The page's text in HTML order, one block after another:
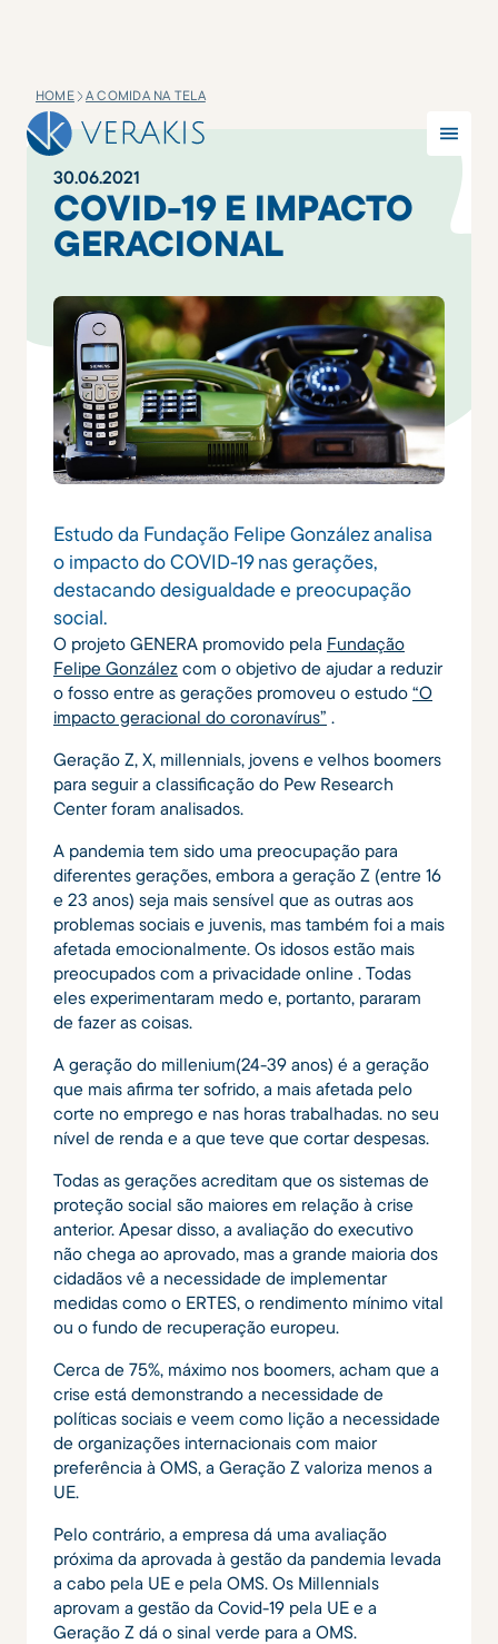
HOME A COMIDA NA TELA
30.06.2021
COVID-19 E IMPACTO
GERACIONAL
Estudo da Fundação Felipe González analisa
o impacto do COVID-19 nas gerações,
destacando desigualdade e preocupação
social.
O projeto GENERA promovido pela Fundação
Felipe González com o objetivo de ajudar a reduzir
o fosso entre as gerações promoveu o estudo “O
impacto geracional do coronavírus” .
Geração Z, X, millennials, jovens e velhos boomers
para seguir a classificação do Pew Research
Center foram analisados.
A pandemia tem sido uma preocupação para
diferentes gerações, embora a geração Z (entre 16
e 23 anos) seja mais sensível que as outras aos
problemas sociais e juvenis, mas também foi a mais
afetada emocionalmente. Os idosos estão mais
preocupados com a privacidade online . Todas
eles experimentaram medo e, portanto, pararam
de fazer as coisas.
A geração do millenium(24-39 anos) é a geração
que mais afirma ter sofrido, a mais afetada pelo
corte no emprego e nas horas trabalhadas. no seu
nível de renda e a que teve que cortar despesas.
Todas as gerações acreditam que os sistemas de
proteção social são maiores em relação à crise
anterior. Apesar disso, a avaliação do executivo
não chega ao aprovado, mas a grande maioria dos
cidadãos vê a necessidade de implementar
medidas como o ERTES, o rendimento mínimo vital
ou o fundo de recuperação europeu.
Cerca de 75%, máximo nos boomers, acham que a
crise está demonstrando a necessidade de
políticas sociais e veem como lição a necessidade
de organizações internacionais com maior
preferência à OMS, a Geração Z valoriza menos a
UE.
Pelo contrário, a empresa dá uma avaliação
próxima da aprovada à gestão da pandemia levada
a cabo pela UE e pela OMS. Os Millennials
aprovam a gestão da Covid-19 pela UE e a
Geração Z dá o sinal verde para a OMS.